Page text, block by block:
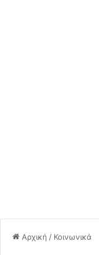
Αρχική / Κοινωνικά